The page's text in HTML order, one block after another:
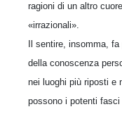
ragioni di un altro
«irrazionali».
Il sentire, insomma,
della conoscenza
nei luoghi più riposti e
possono i potenti